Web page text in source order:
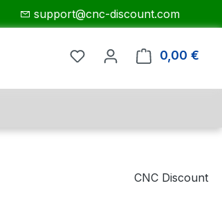
support@cnc-discount.com
0,00 €
CNC Discount